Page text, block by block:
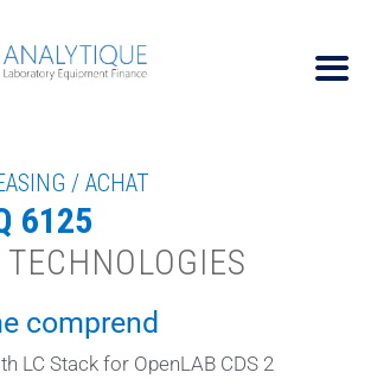
/ ACHAT
6125
comprend
LC Stack for OpenLAB CDS 2